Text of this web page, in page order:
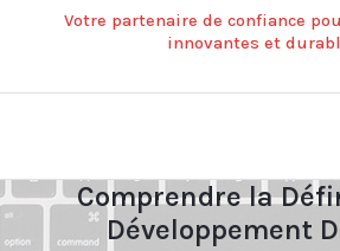
Votre partenaire de confiance
innovantes et
Comprendre la
Développement